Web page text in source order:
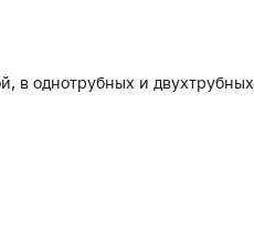
в однотрубных и двухтрубных